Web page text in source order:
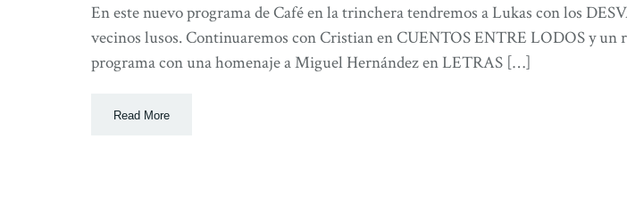
En este nuevo programa de Café en la trinchera tendremos a Lukas con los
vecinos lusos. Continuaremos con Cristian en CUENTOS ENTRE LODOS y
programa con una homenaje a Miguel Hernández en LETRAS […]
Read More